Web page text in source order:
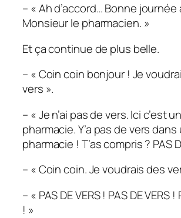
– « Ah d’accord… Bonne journée
Monsieur le pharmacien. »
Et ça continue de plus belle.
– « Coin coin bonjour ! Je
vers ».
– « Je n’ai pas de vers. Ici c’est
pharmacie. Y’a pas de vers dans
pharmacie ! T’as compris ? PAS
– « Coin coin. Je voudrais des
– « PAS DE VERS ! PAS DE VERS !
! »